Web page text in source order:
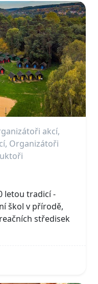
akcí,
Organizátoři
letou tradicí -
škol v přírodě,
středisek